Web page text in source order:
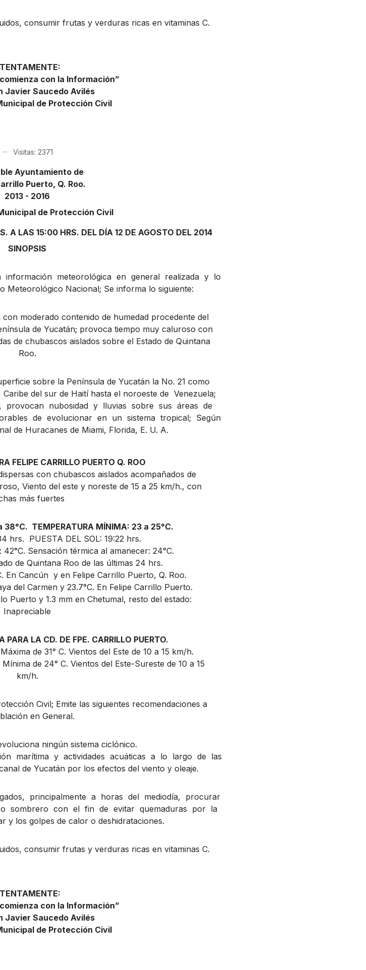
consumir frutas y verduras ricas en vitaminas C.
con la Información”
Javier Saucedo Avilés
de Protección Civil
Visitas: 2371
Ayuntamiento de
Puerto, Q. Roo.
2013 - 2016
de Protección Civil
A LAS 15:00 HRS. DEL DÍA 12 DE AGOSTO DEL 2014
SINOPSIS
meteorológica en general realizada y lo
Meteorológico Nacional; Se informa lo siguiente:
moderado contenido de humedad procedente del
de Yucatán; provoca tiempo muy caluroso con
de chubascos aislados sobre el Estado de Quintana
Roo.
sobre la Península de Yucatán la No. 21 como
del sur de Haití hasta el noroeste de Venezuela;
provocan nubosidad y lluvias sobre sus áreas de
de evolucionar en un sistema tropical; Según
de Huracanes de Miami, Florida, E. U. A.
FELIPE CARRILLO PUERTO Q. ROO
con chubascos aislados acompañados de
Viento del este y noreste de 15 a 25 km/h., con
más fuertes
38°C. TEMPERATURA MÍNIMA: 23 a 25°C.
hrs. PUESTA DEL SOL: 19:22 hrs.
Sensación térmica al amanecer: 24°C.
de Quintana Roo de las últimas 24 hrs.
En Cancún y en Felipe Carrillo Puerto, Q. Roo.
del Carmen y 23.7°C. En Felipe Carrillo Puerto.
Puerto y 1.3 mm en Chetumal, resto del estado:
Inapreciable
LA CD. DE FPE. CARRILLO PUERTO.
de 31° C. Vientos del Este de 10 a 15 km/h.
de 24° C. Vientos del Este-Sureste de 10 a 15
km/h.
Civil; Emite las siguientes recomendaciones a
en General.
ningún sistema ciclónico.
marítima y actividades acuáticas a lo largo de las
de Yucatán por los efectos del viento y oleaje.
principalmente a horas del mediodía, procurar
sombrero con el fin de evitar quemaduras por la
y los golpes de calor o deshidrataciones.
consumir frutas y verduras ricas en vitaminas C.
con la Información”
Javier Saucedo Avilés
de Protección Civil